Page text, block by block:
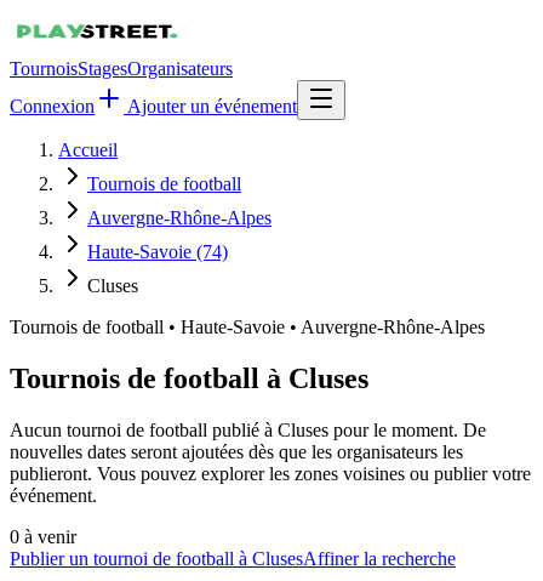
TournoisStagesOrganisateurs
Connexion
Ajouter un événement
Accueil
Tournois de football
Auvergne-Rhône-Alpes
Haute-Savoie (74)
Cluses
Tournois de football • Haute-Savoie • Auvergne-Rhône-Alpes
Tournois de football à Cluses
Aucun tournoi de football publié à Cluses pour le moment. De
nouvelles dates seront ajoutées dès que les organisateurs les
publieront. Vous pouvez explorer les zones voisines ou publier votre
événement.
0 à venir
Publier un tournoi de football à ClusesAffiner la recherche